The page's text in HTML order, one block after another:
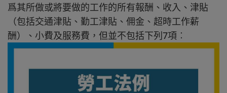
爲其所做或將要做的工作的所有報酬、收入、津貼
（包括交通津貼、勤工津貼、佣金、超時工作薪
酬）、小費及服務費，但並不包括下列7項︰